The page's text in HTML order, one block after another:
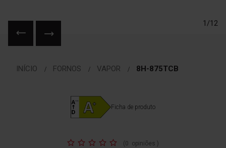
1/12
INÍCIO FORNOS VAPOR 8H-875TCB
Classificação: (0 opiniões )
Ficha de produto